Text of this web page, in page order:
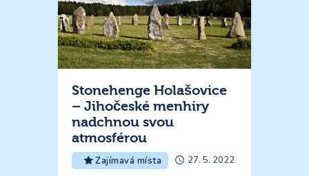
Stonehenge Holašovice
– Jihočeské menhiry
nadchnou svou
atmosférou
Zajímavá místa 27. 5. 2022